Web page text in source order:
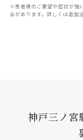
※患者様のご要望や症状が強
合があります。詳しくは追加
神戸三ノ